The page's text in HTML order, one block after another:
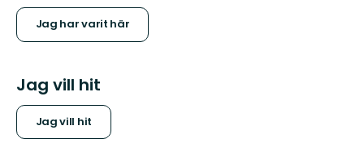
Jag har varit här
Jag vill hit
Jag vill hit